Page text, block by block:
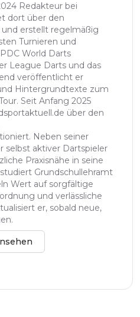
Redakteur bei
dort über den
erstellt regelmäßig
Turnieren und
World Darts
League Darts und das
veröffentlicht er
Hintergrundtexte zum
Seit Anfang 2025
über den
Neben seiner
selbst aktiver Dartspieler
Praxisnähe in seine
Grundschullehramt
Wert auf sorgfältige
und verlässliche
er, sobald neue,